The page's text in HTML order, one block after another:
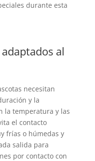
durante esta
al
necesitan
y la
la temperatura y las
el contacto
frías o húmedas y
salida para
por contacto con